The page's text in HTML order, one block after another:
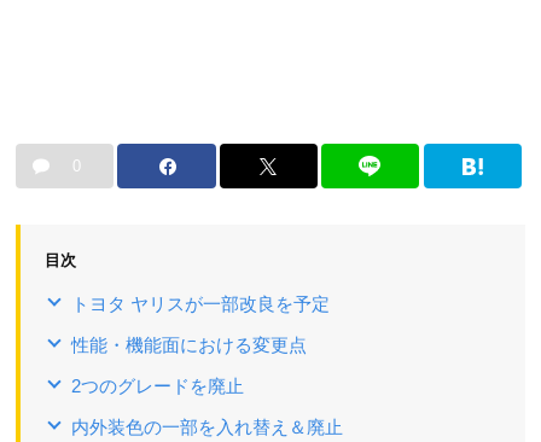
0
目次
トヨタ ヤリスが一部改良を予定
性能・機能面における変更点
2つのグレードを廃止
内外装色の一部を入れ替え＆廃止